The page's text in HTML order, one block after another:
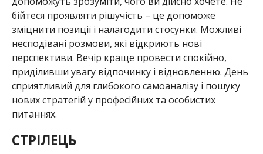
бійтеся проявляти рішучість – це допоможе
зміцнити позиції і налагодити стосунки. Можливі
несподівані розмови, які відкриють нові
перспективи. Вечір краще провести спокійно,
приділивши увагу відпочинку і відновленню. День
сприятливий для глибокого самоаналізу і пошуку
нових стратегій у професійних та особистих
питаннях.
СТРІЛЕЦЬ